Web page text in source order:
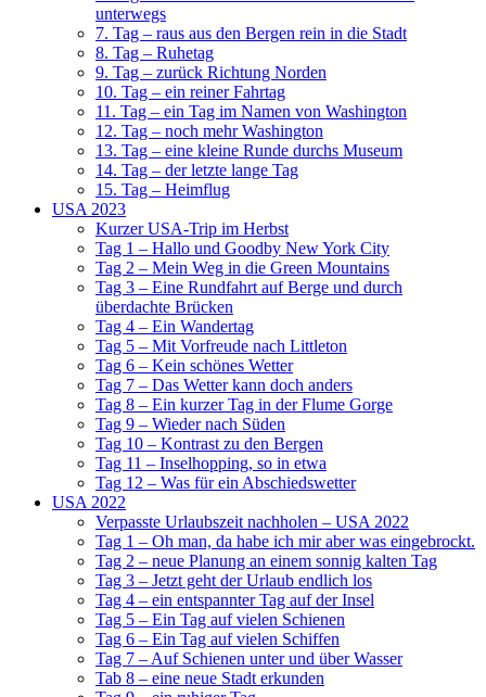
unterwegs
7. Tag – raus aus den Bergen rein in die Stadt
8. Tag – Ruhetag
9. Tag – zurück Richtung Norden
10. Tag – ein reiner Fahrtag
11. Tag – ein Tag im Namen von Washington
12. Tag – noch mehr Washington
13. Tag – eine kleine Runde durchs Museum
14. Tag – der letzte lange Tag
15. Tag – Heimflug
USA 2023
Kurzer USA-Trip im Herbst
Tag 1 – Hallo und Goodby New York City
Tag 2 – Mein Weg in die Green Mountains
Tag 3 – Eine Rundfahrt auf Berge und durch
überdachte Brücken
Tag 4 – Ein Wandertag
Tag 5 – Mit Vorfreude nach Littleton
Tag 6 – Kein schönes Wetter
Tag 7 – Das Wetter kann doch anders
Tag 8 – Ein kurzer Tag in der Flume Gorge
Tag 9 – Wieder nach Süden
Tag 10 – Kontrast zu den Bergen
Tag 11 – Inselhopping, so in etwa
Tag 12 – Was für ein Abschiedswetter
USA 2022
Verpasste Urlaubszeit nachholen – USA 2022
Tag 1 – Oh man, da habe ich mir aber was eingebrockt.
Tag 2 – neue Planung an einem sonnig kalten Tag
Tag 3 – Jetzt geht der Urlaub endlich los
Tag 4 – ein entspannter Tag auf der Insel
Tag 5 – Ein Tag auf vielen Schienen
Tag 6 – Ein Tag auf vielen Schiffen
Tag 7 – Auf Schienen unter und über Wasser
Tab 8 – eine neue Stadt erkunden